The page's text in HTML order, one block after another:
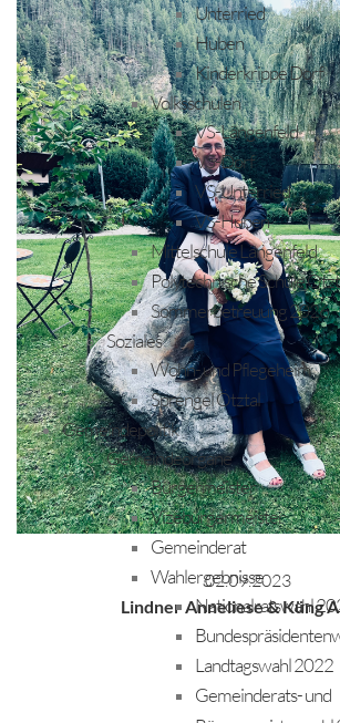
Unterried
Huben
Kinderkrippe Dorf
Volksschulen
VS-Längenfeld
VS-Dorf
VS-Unterried
VS-Huben
Mittelschule Längenfeld
Polytechnische Schule
Sommerbetreuung 2026
Soziales
Wohn- und Pflegeheim
Sprengel Ötztal
Gemeindepolitik
Gemeindeorgane
Bürgermeister
Vizebürgermeister
Gemeinderat
Wahlergebnisse
Nationalratswahl
Landtagswahl 2022
Gemeinderats- und
02.09.2023
Lindner Anneliese & Küng